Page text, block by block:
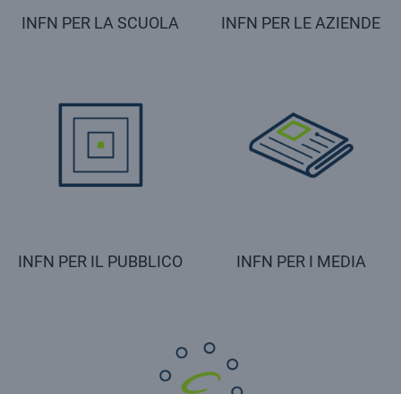
INFN PER LA SCUOLA INFN PER LE AZIENDE
INFN PER IL PUBBLICO INFN PER I MEDIA